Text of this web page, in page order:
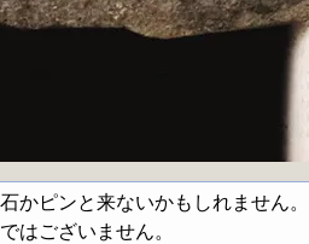
かピンと来ないかもしれません
はございません。